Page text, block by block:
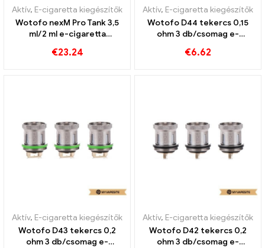
Aktív, E-cigaretta kiegészítők
Wotofo nexM Pro Tank 3,5
ml/2 ml e-cigaretta
€23.24
Aktív, E-cigaretta kiegészítők
Wotofo D44 tekercs 0,15
ohm 3 db/csomag e-
丨Egyedi
€6.62
Aktív, E-cigaretta kiegészítők
Wotofo D43 tekercs 0,2
ohm 3 db/csomag e-
Aktív, E-cigaretta kiegészítők
Wotofo D42 tekercs 0,2
ohm 3 db/csomag e-